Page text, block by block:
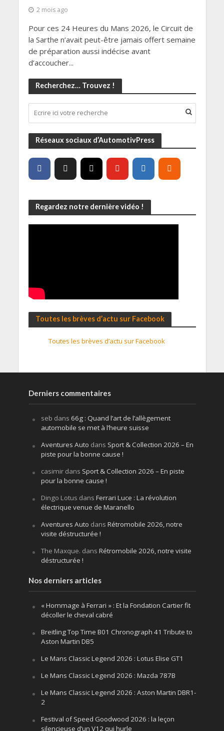
2 mois ago
Pour ces 24 Heures du Mans 2026, le Circuit de
la Sarthe n’avait peut-être jamais offert semaine
de préparation aussi indécise avant
d’accoucher...
Recherchez… Trouvez !
Réseaux sociaux d’AutomotivPress
Regardez notre dernière vidéo !
Toutes les brèves d’actu sur Facebook
Toutes les brèves d’actu sur Facebook
Derniers commentaires
seb dans 66g : Quand l’art de l’allègement
automobile se met à l’heure suisse
Aventures Auto dans Sport & Collection 2026 – En
piste pour la bonne cause !
casimirdans Sport & Collection 2026 – En piste
pour la bonne cause !
Dingo Lotus dans Ferrari Luce : La révolution
électrique venue de Maranello
Aventures Auto dans Rétromobile 2026, notre
visite déstructurée !
The Maxque. dans Rétromobile 2026, notre visite
déstructurée !
Nos derniers articles
« Hommage à Ferrari » : Et la Fondation Cartier fit
décoller le cheval cabré
Breitling Top Time B01 Chronograph 41 Tribute to
Aston Martin DB5
Le Mans Classic Legend 2026 : Lotus Elise GT1
Le Mans Classic Legend 2026 : Mazda 787B
Le Mans Classic Legend 2026 : Aston Martin DBR1-
2
Festival of Speed Goodwood 2026 : la leçon
silencieuse d’un V12 qui hurle